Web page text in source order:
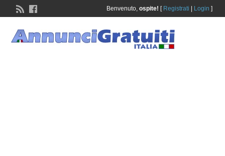
Benvenuto, ospite! [ Registrati Login ]